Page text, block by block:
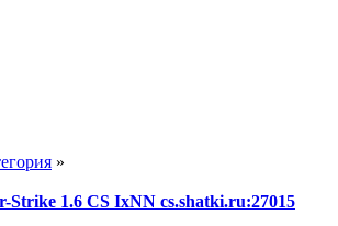
»
Strike 1.6 CS IxNN cs.shatki.ru:27015